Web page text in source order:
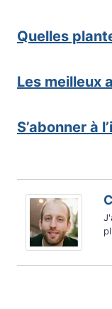
Quelles
Les meilleux
S’abonner à